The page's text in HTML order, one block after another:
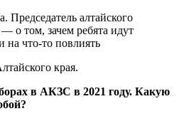
края.
в АКЗС в 2021 году. Какую